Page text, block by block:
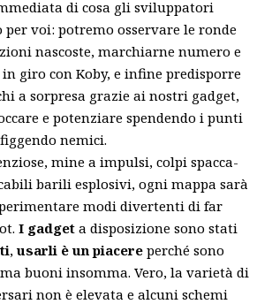
di cosa gli sviluppatori
per voi: potremo osservare le ronde
nascoste, marchiarne numero e
giro con Koby, e infine predisporre
a sorpresa grazie ai nostri gadget,
e potenziare spendendo i punti
nemici.
mine a impulsi, colpi spacca-
barili esplosivi, ogni mappa sarà
modi divertenti di far
I gadget a disposizione sono stati
, usarli è un piacere perché sono
buoni insomma. Vero, la varietà di
non è elevata e alcuni schemi